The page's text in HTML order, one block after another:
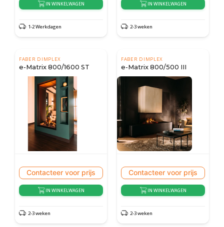
IN WINKELWAGEN
1-2 Werkdagen
IN WINKELWAGEN
2-3 weken
FABER DIMPLEX
e-Matrix 800/1600 ST
Contacteer voor prijs
IN WINKELWAGEN
2-3 weken
FABER DIMPLEX
e-Matrix 800/500 III
Contacteer voor prijs
IN WINKELWAGEN
2-3 weken